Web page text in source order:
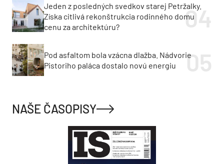
Jeden z posledných svedkov starej Petržalky.
Získa citlivá rekonštrukcia rodinného domu
cenu za architektúru?
Pod asfaltom bola vzácna dlažba. Nádvorie
Pistoriho paláca dostalo novú energiu
NAŠE ČASOPISY